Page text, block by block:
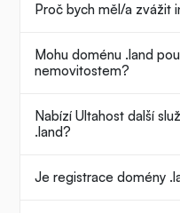
Proč bych měl/a zvážit
Mohu doménu .land
nemovitostem?
Nabízí Ultahost další
.land?
Je registrace domény